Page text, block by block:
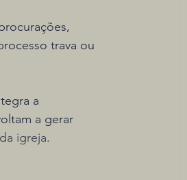
trava ou
a
a gerar
igreja.